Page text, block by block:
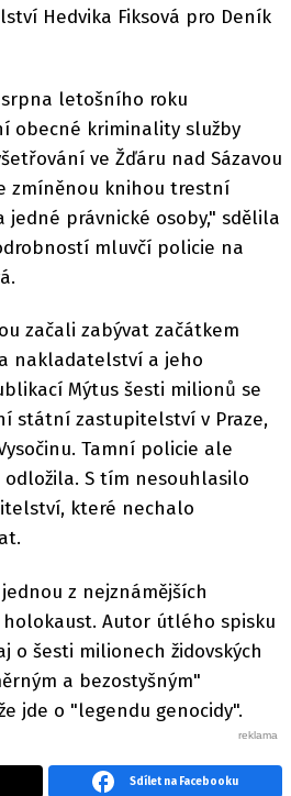
Hedvika Fiksová pro Deník
letošního roku
obecné kriminality služby
ve Žďáru nad Sázavou
zmíněnou knihou trestní
právnické osoby," sdělila
mluvčí policie na
začali zabývat začátkem
nakladatelství a jeho
Mýtus šesti milionů se
státní zastupitelství v Praze,
Tamní policie ale
S tím nesouhlasilo
které nechalo
z nejznámějších
Autor útlého spisku
o šesti milionech židovských
a bezostyšným"
jde o "legendu genocidy".
Sdílet na Facebooku